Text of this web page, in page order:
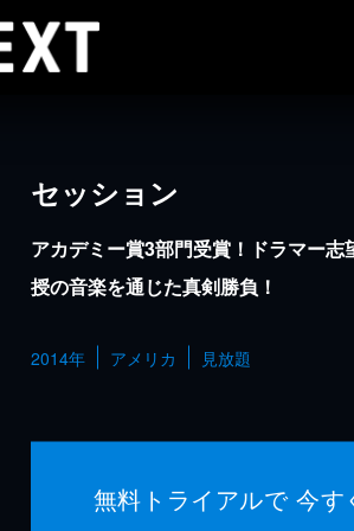
セッション
アカデミー賞3部門受賞！ドラマー志
授の音楽を通じた真剣勝負！
2014年 アメリカ 見放題
無料トライアルで 今す